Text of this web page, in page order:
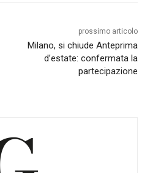
prossimo articolo
Milano, si chiude Anteprima
d’estate: confermata la
partecipazione